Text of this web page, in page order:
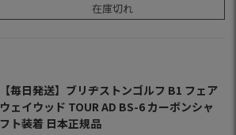
在庫切れ
【毎日発送】ブリヂストンゴルフ B1 フェア
ウェイウッド TOUR AD BS-6 カーボンシャ
フト装着 日本正規品